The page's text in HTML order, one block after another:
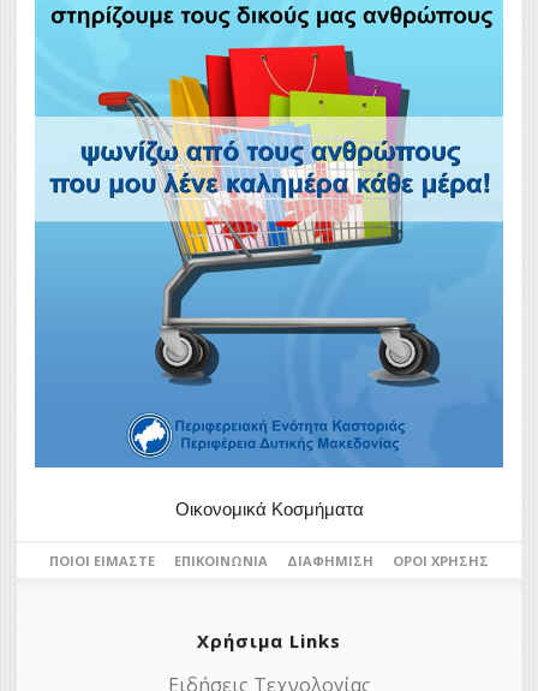
Οικονομικά Κοσμήματα
ΠΟΙΟΙ ΕΊΜΑΣΤΕ ΕΠΙΚΟΙΝΩΝΊΑ ΔΙΑΦΉΜΙΣΗ ΌΡΟΙ ΧΡΉΣΗΣ
Χρήσιμα Links
Ειδήσεις Τεχνολογίας